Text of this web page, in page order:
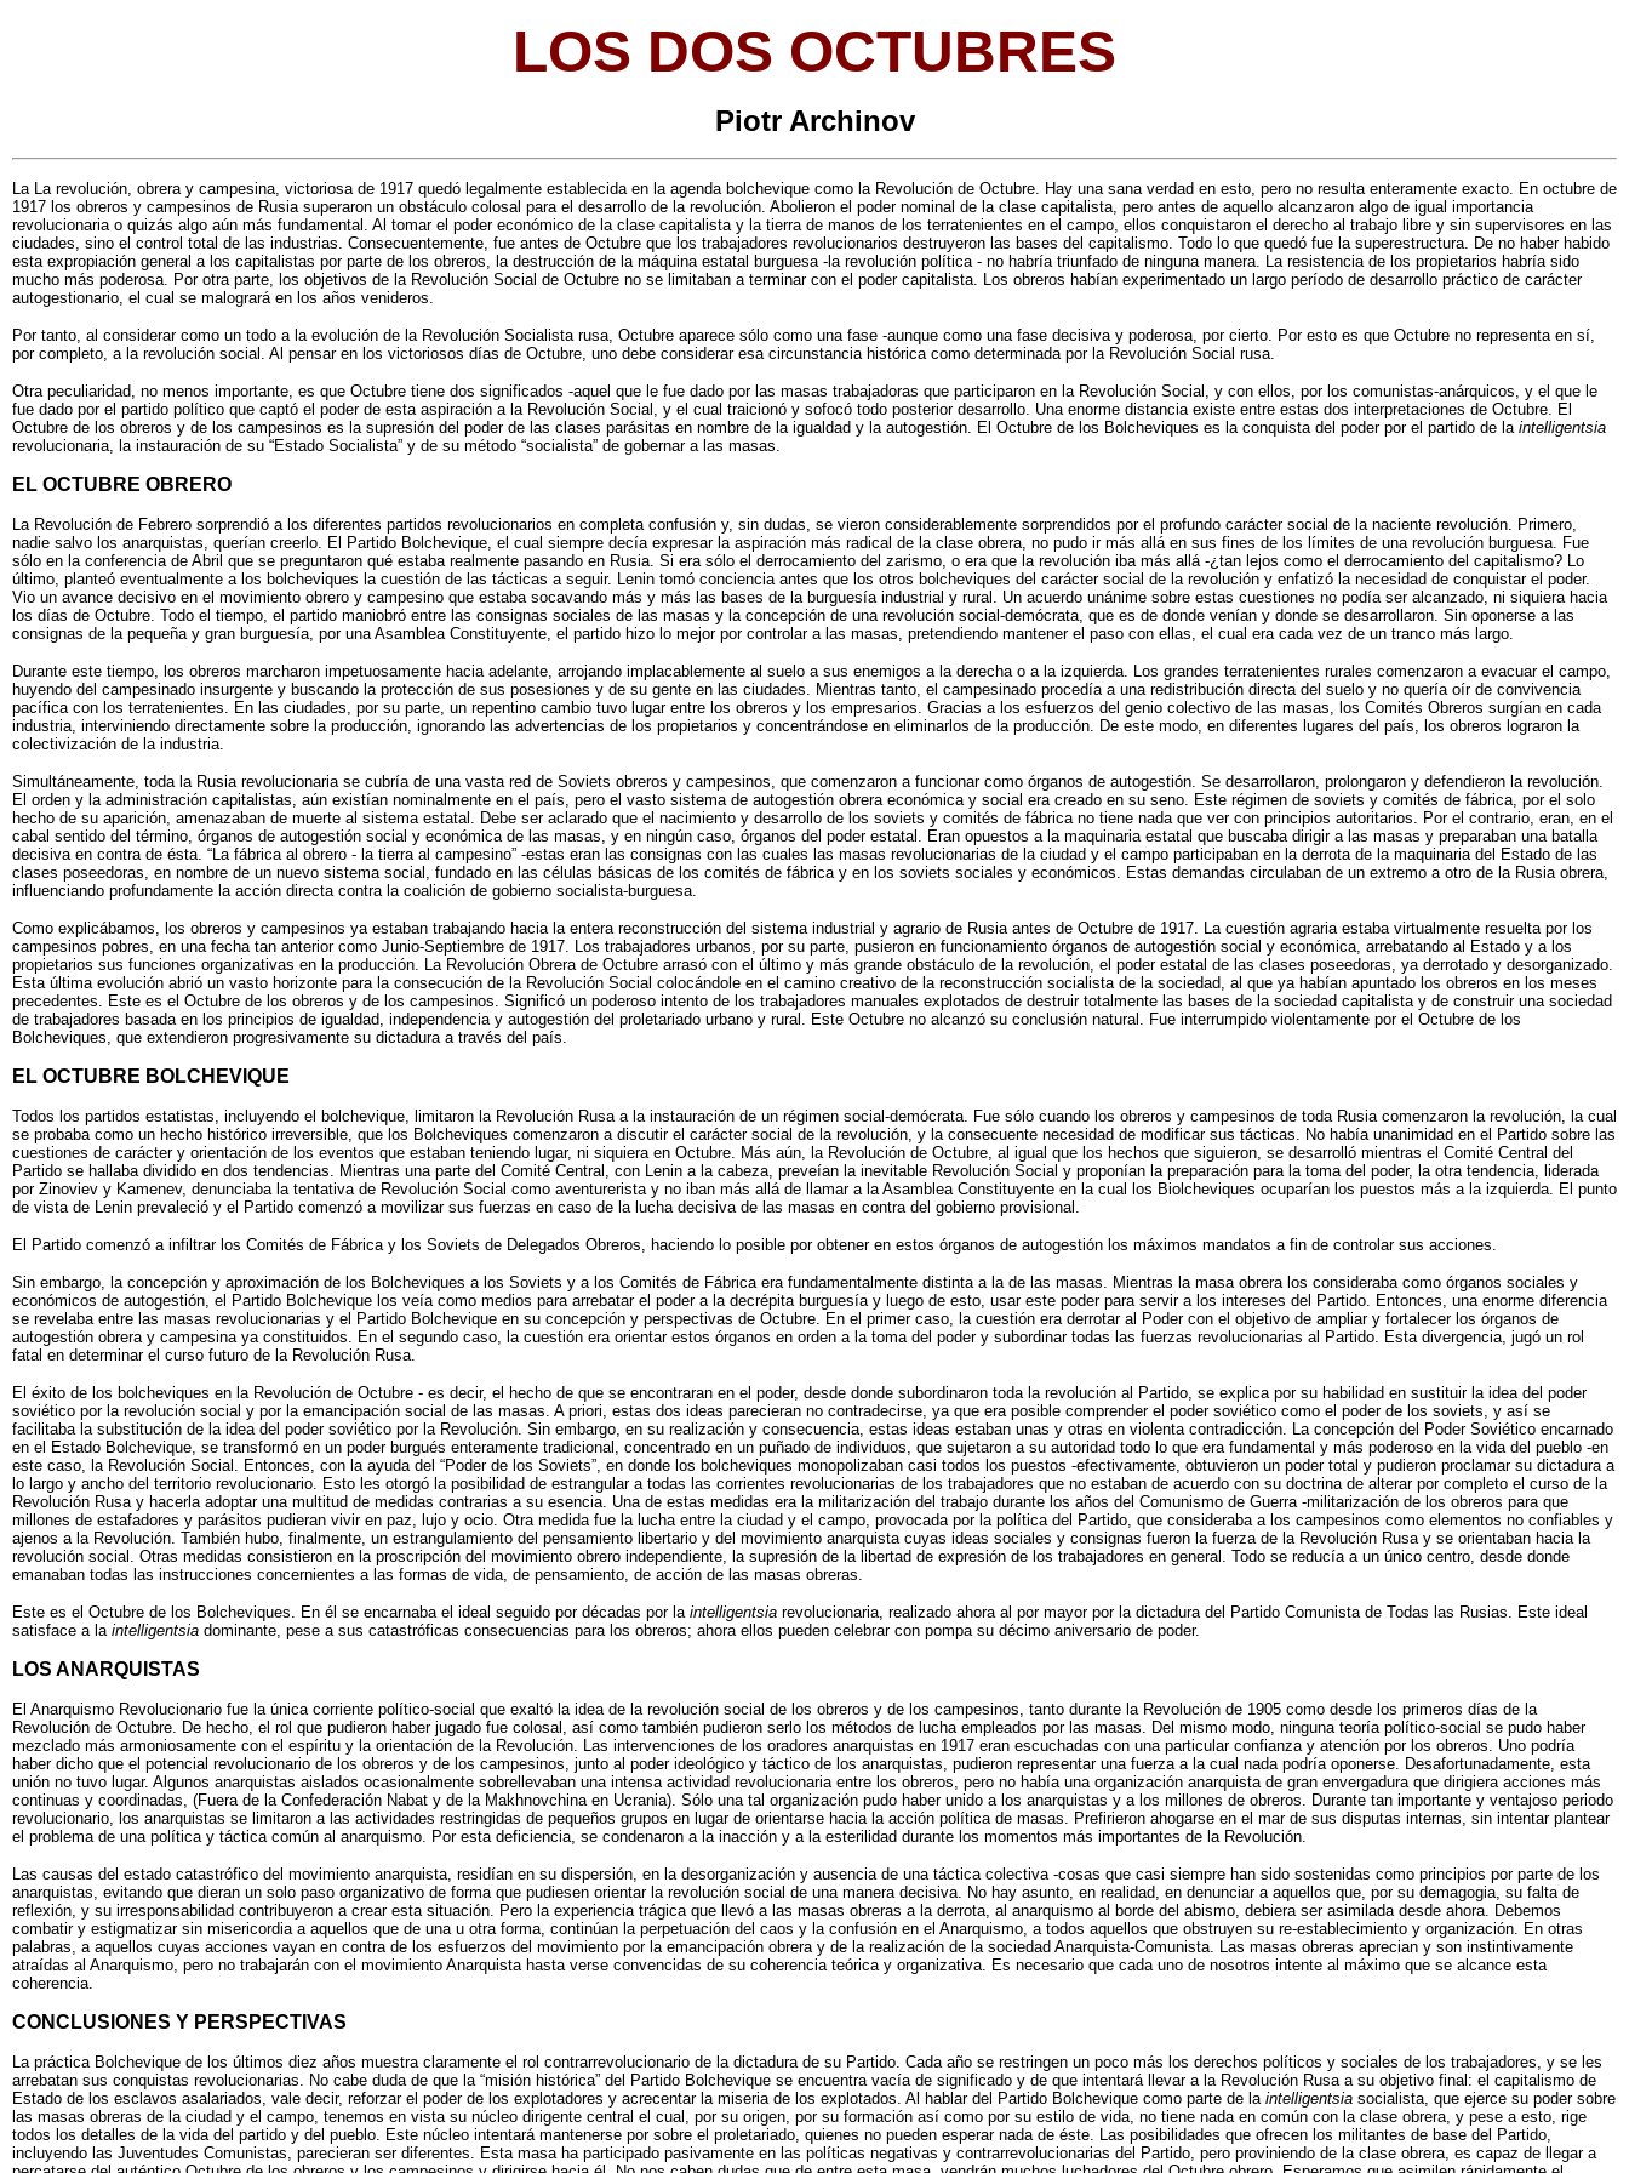
LOS DOS OCTUBRES
Piotr Archinov
La La revolución, obrera y campesina, victoriosa de 1917 quedó legalmente establecida en la agenda bolchevique como la Revolución de Octubre. Hay una sana verdad en esto, pero no resulta enteramente exacto. En octubre de
1917 los obreros y campesinos de Rusia superaron un obstáculo colosal para el desarrollo de la revolución. Abolieron el poder nominal de la clase capitalista, pero antes de aquello alcanzaron algo de igual importancia
revolucionaria o quizás algo aún más fundamental. Al tomar el poder económico de la clase capitalista y la tierra de manos de los terratenientes en el campo, ellos conquistaron el derecho al trabajo libre y sin supervisores en las
ciudades, sino el control total de las industrias. Consecuentemente, fue antes de Octubre que los trabajadores revolucionarios destruyeron las bases del capitalismo. Todo lo que quedó fue la superestructura. De no haber habido
esta expropiación general a los capitalistas por parte de los obreros, la destrucción de la máquina estatal burguesa -la revolución política - no habría triunfado de ninguna manera. La resistencia de los propietarios habría sido
mucho más poderosa. Por otra parte, los objetivos de la Revolución Social de Octubre no se limitaban a terminar con el poder capitalista. Los obreros habían experimentado un largo período de desarrollo práctico de carácter
autogestionario, el cual se malogrará en los años venideros.
Por tanto, al considerar como un todo a la evolución de la Revolución Socialista rusa, Octubre aparece sólo como una fase -aunque como una fase decisiva y poderosa, por cierto. Por esto es que Octubre no representa en sí,
por completo, a la revolución social. Al pensar en los victoriosos días de Octubre, uno debe considerar esa circunstancia histórica como determinada por la Revolución Social rusa.
Otra peculiaridad, no menos importante, es que Octubre tiene dos significados -aquel que le fue dado por las masas trabajadoras que participaron en la Revolución Social, y con ellos, por los comunistas-anárquicos, y el que le
fue dado por el partido político que captó el poder de esta aspiración a la Revolución Social, y el cual traicionó y sofocó todo posterior desarrollo. Una enorme distancia existe entre estas dos interpretaciones de Octubre. El
Octubre de los obreros y de los campesinos es la supresión del poder de las clases parásitas en nombre de la igualdad y la autogestión. El Octubre de los Bolcheviques es la conquista del poder por el partido de la intelligentsia
revolucionaria, la instauración de su “Estado Socialista” y de su método “socialista” de gobernar a las masas.
EL OCTUBRE OBRERO
La Revolución de Febrero sorprendió a los diferentes partidos revolucionarios en completa confusión y, sin dudas, se vieron considerablemente sorprendidos por el profundo carácter social de la naciente revolución. Primero,
nadie salvo los anarquistas, querían creerlo. El Partido Bolchevique, el cual siempre decía expresar la aspiración más radical de la clase obrera, no pudo ir más allá en sus fines de los límites de una revolución burguesa. Fue
sólo en la conferencia de Abril que se preguntaron qué estaba realmente pasando en Rusia. Si era sólo el derrocamiento del zarismo, o era que la revolución iba más allá -¿tan lejos como el derrocamiento del capitalismo? Lo
último, planteó eventualmente a los bolcheviques la cuestión de las tácticas a seguir. Lenin tomó conciencia antes que los otros bolcheviques del carácter social de la revolución y enfatizó la necesidad de conquistar el poder.
Vio un avance decisivo en el movimiento obrero y campesino que estaba socavando más y más las bases de la burguesía industrial y rural. Un acuerdo unánime sobre estas cuestiones no podía ser alcanzado, ni siquiera hacia
los días de Octubre. Todo el tiempo, el partido maniobró entre las consignas sociales de las masas y la concepción de una revolución social-demócrata, que es de donde venían y donde se desarrollaron. Sin oponerse a las
consignas de la pequeña y gran burguesía, por una Asamblea Constituyente, el partido hizo lo mejor por controlar a las masas, pretendiendo mantener el paso con ellas, el cual era cada vez de un tranco más largo.
Durante este tiempo, los obreros marcharon impetuosamente hacia adelante, arrojando implacablemente al suelo a sus enemigos a la derecha o a la izquierda. Los grandes terratenientes rurales comenzaron a evacuar el campo,
huyendo del campesinado insurgente y buscando la protección de sus posesiones y de su gente en las ciudades. Mientras tanto, el campesinado procedía a una redistribución directa del suelo y no quería oír de convivencia
pacífica con los terratenientes. En las ciudades, por su parte, un repentino cambio tuvo lugar entre los obreros y los empresarios. Gracias a los esfuerzos del genio colectivo de las masas, los Comités Obreros surgían en cada
industria, interviniendo directamente sobre la producción, ignorando las advertencias de los propietarios y concentrándose en eliminarlos de la producción. De este modo, en diferentes lugares del país, los obreros lograron la
colectivización de la industria.
Simultáneamente, toda la Rusia revolucionaria se cubría de una vasta red de Soviets obreros y campesinos, que comenzaron a funcionar como órganos de autogestión. Se desarrollaron, prolongaron y defendieron la revolución.
El orden y la administración capitalistas, aún existían nominalmente en el país, pero el vasto sistema de autogestión obrera económica y social era creado en su seno. Este régimen de soviets y comités de fábrica, por el solo
hecho de su aparición, amenazaban de muerte al sistema estatal. Debe ser aclarado que el nacimiento y desarrollo de los soviets y comités de fábrica no tiene nada que ver con principios autoritarios. Por el contrario, eran, en el
cabal sentido del término, órganos de autogestión social y económica de las masas, y en ningún caso, órganos del poder estatal. Eran opuestos a la maquinaria estatal que buscaba dirigir a las masas y preparaban una batalla
decisiva en contra de ésta. “La fábrica al obrero - la tierra al campesino” -estas eran las consignas con las cuales las masas revolucionarias de la ciudad y el campo participaban en la derrota de la maquinaria del Estado de las
clases poseedoras, en nombre de un nuevo sistema social, fundado en las células básicas de los comités de fábrica y en los soviets sociales y económicos. Estas demandas circulaban de un extremo a otro de la Rusia obrera,
influenciando profundamente la acción directa contra la coalición de gobierno socialista-burguesa.
Como explicábamos, los obreros y campesinos ya estaban trabajando hacia la entera reconstrucción del sistema industrial y agrario de Rusia antes de Octubre de 1917. La cuestión agraria estaba virtualmente resuelta por los
campesinos pobres, en una fecha tan anterior como Junio-Septiembre de 1917. Los trabajadores urbanos, por su parte, pusieron en funcionamiento órganos de autogestión social y económica, arrebatando al Estado y a los
propietarios sus funciones organizativas en la producción. La Revolución Obrera de Octubre arrasó con el último y más grande obstáculo de la revolución, el poder estatal de las clases poseedoras, ya derrotado y desorganizado.
Esta última evolución abrió un vasto horizonte para la consecución de la Revolución Social colocándole en el camino creativo de la reconstrucción socialista de la sociedad, al que ya habían apuntado los obreros en los meses
precedentes. Este es el Octubre de los obreros y de los campesinos. Significó un poderoso intento de los trabajadores manuales explotados de destruir totalmente las bases de la sociedad capitalista y de construir una sociedad
de trabajadores basada en los principios de igualdad, independencia y autogestión del proletariado urbano y rural. Este Octubre no alcanzó su conclusión natural. Fue interrumpido violentamente por el Octubre de los
Bolcheviques, que extendieron progresivamente su dictadura a través del país.
EL OCTUBRE BOLCHEVIQUE
Todos los partidos estatistas, incluyendo el bolchevique, limitaron la Revolución Rusa a la instauración de un régimen social-demócrata. Fue sólo cuando los obreros y campesinos de toda Rusia comenzaron la revolución, la cual
se probaba como un hecho histórico irreversible, que los Bolcheviques comenzaron a discutir el carácter social de la revolución, y la consecuente necesidad de modificar sus tácticas. No había unanimidad en el Partido sobre las
cuestiones de carácter y orientación de los eventos que estaban teniendo lugar, ni siquiera en Octubre. Más aún, la Revolución de Octubre, al igual que los hechos que siguieron, se desarrolló mientras el Comité Central del
Partido se hallaba dividido en dos tendencias. Mientras una parte del Comité Central, con Lenin a la cabeza, preveían la inevitable Revolución Social y proponían la preparación para la toma del poder, la otra tendencia, liderada
por Zinoviev y Kamenev, denunciaba la tentativa de Revolución Social como aventurerista y no iban más allá de llamar a la Asamblea Constituyente en la cual los Biolcheviques ocuparían los puestos más a la izquierda. El punto
de vista de Lenin prevaleció y el Partido comenzó a movilizar sus fuerzas en caso de la lucha decisiva de las masas en contra del gobierno provisional.
El Partido comenzó a infiltrar los Comités de Fábrica y los Soviets de Delegados Obreros, haciendo lo posible por obtener en estos órganos de autogestión los máximos mandatos a fin de controlar sus acciones.
Sin embargo, la concepción y aproximación de los Bolcheviques a los Soviets y a los Comités de Fábrica era fundamentalmente distinta a la de las masas. Mientras la masa obrera los consideraba como órganos sociales y
económicos de autogestión, el Partido Bolchevique los veía como medios para arrebatar el poder a la decrépita burguesía y luego de esto, usar este poder para servir a los intereses del Partido. Entonces, una enorme diferencia
se revelaba entre las masas revolucionarias y el Partido Bolchevique en su concepción y perspectivas de Octubre. En el primer caso, la cuestión era derrotar al Poder con el objetivo de ampliar y fortalecer los órganos de
autogestión obrera y campesina ya constituidos. En el segundo caso, la cuestión era orientar estos órganos en orden a la toma del poder y subordinar todas las fuerzas revolucionarias al Partido. Esta divergencia, jugó un rol
fatal en determinar el curso futuro de la Revolución Rusa.
El éxito de los bolcheviques en la Revolución de Octubre - es decir, el hecho de que se encontraran en el poder, desde donde subordinaron toda la revolución al Partido, se explica por su habilidad en sustituir la idea del poder
soviético por la revolución social y por la emancipación social de las masas. A priori, estas dos ideas parecieran no contradecirse, ya que era posible comprender el poder soviético como el poder de los soviets, y así se
facilitaba la substitución de la idea del poder soviético por la Revolución. Sin embargo, en su realización y consecuencia, estas ideas estaban unas y otras en violenta contradicción. La concepción del Poder Soviético encarnado
en el Estado Bolchevique, se transformó en un poder burgués enteramente tradicional, concentrado en un puñado de individuos, que sujetaron a su autoridad todo lo que era fundamental y más poderoso en la vida del pueblo -en
este caso, la Revolución Social. Entonces, con la ayuda del “Poder de los Soviets”, en donde los bolcheviques monopolizaban casi todos los puestos -efectivamente, obtuvieron un poder total y pudieron proclamar su dictadura a
lo largo y ancho del territorio revolucionario. Esto les otorgó la posibilidad de estrangular a todas las corrientes revolucionarias de los trabajadores que no estaban de acuerdo con su doctrina de alterar por completo el curso de la
Revolución Rusa y hacerla adoptar una multitud de medidas contrarias a su esencia. Una de estas medidas era la militarización del trabajo durante los años del Comunismo de Guerra -militarización de los obreros para que
millones de estafadores y parásitos pudieran vivir en paz, lujo y ocio. Otra medida fue la lucha entre la ciudad y el campo, provocada por la política del Partido, que consideraba a los campesinos como elementos no confiables y
ajenos a la Revolución. También hubo, finalmente, un estrangulamiento del pensamiento libertario y del movimiento anarquista cuyas ideas sociales y consignas fueron la fuerza de la Revolución Rusa y se orientaban hacia la
revolución social. Otras medidas consistieron en la proscripción del movimiento obrero independiente, la supresión de la libertad de expresión de los trabajadores en general. Todo se reducía a un único centro, desde donde
emanaban todas las instrucciones concernientes a las formas de vida, de pensamiento, de acción de las masas obreras.
Este es el Octubre de los Bolcheviques. En él se encarnaba el ideal seguido por décadas por la intelligentsia revolucionaria, realizado ahora al por mayor por la dictadura del Partido Comunista de Todas las Rusias. Este ideal
satisface a la intelligentsia dominante, pese a sus catastróficas consecuencias para los obreros; ahora ellos pueden celebrar con pompa su décimo aniversario de poder.
LOS ANARQUISTAS
El Anarquismo Revolucionario fue la única corriente político-social que exaltó la idea de la revolución social de los obreros y de los campesinos, tanto durante la Revolución de 1905 como desde los primeros días de la
Revolución de Octubre. De hecho, el rol que pudieron haber jugado fue colosal, así como también pudieron serlo los métodos de lucha empleados por las masas. Del mismo modo, ninguna teoría político-social se pudo haber
mezclado más armoniosamente con el espíritu y la orientación de la Revolución. Las intervenciones de los oradores anarquistas en 1917 eran escuchadas con una particular confianza y atención por los obreros. Uno podría
haber dicho que el potencial revolucionario de los obreros y de los campesinos, junto al poder ideológico y táctico de los anarquistas, pudieron representar una fuerza a la cual nada podría oponerse. Desafortunadamente, esta
unión no tuvo lugar. Algunos anarquistas aislados ocasionalmente sobrellevaban una intensa actividad revolucionaria entre los obreros, pero no había una organización anarquista de gran envergadura que dirigiera acciones más
continuas y coordinadas, (Fuera de la Confederación Nabat y de la Makhnovchina en Ucrania). Sólo una tal organización pudo haber unido a los anarquistas y a los millones de obreros. Durante tan importante y ventajoso periodo
revolucionario, los anarquistas se limitaron a las actividades restringidas de pequeños grupos en lugar de orientarse hacia la acción política de masas. Prefirieron ahogarse en el mar de sus disputas internas, sin intentar plantear
el problema de una política y táctica común al anarquismo. Por esta deficiencia, se condenaron a la inacción y a la esterilidad durante los momentos más importantes de la Revolución.
Las causas del estado catastrófico del movimiento anarquista, residían en su dispersión, en la desorganización y ausencia de una táctica colectiva -cosas que casi siempre han sido sostenidas como principios por parte de los
anarquistas, evitando que dieran un solo paso organizativo de forma que pudiesen orientar la revolución social de una manera decisiva. No hay asunto, en realidad, en denunciar a aquellos que, por su demagogia, su falta de
reflexión, y su irresponsabilidad contribuyeron a crear esta situación. Pero la experiencia trágica que llevó a las masas obreras a la derrota, al anarquismo al borde del abismo, debiera ser asimilada desde ahora. Debemos
combatir y estigmatizar sin misericordia a aquellos que de una u otra forma, continúan la perpetuación del caos y la confusión en el Anarquismo, a todos aquellos que obstruyen su re-establecimiento y organización. En otras
palabras, a aquellos cuyas acciones vayan en contra de los esfuerzos del movimiento por la emancipación obrera y de la realización de la sociedad Anarquista-Comunista. Las masas obreras aprecian y son instintivamente
atraídas al Anarquismo, pero no trabajarán con el movimiento Anarquista hasta verse convencidas de su coherencia teórica y organizativa. Es necesario que cada uno de nosotros intente al máximo que se alcance esta
coherencia.
CONCLUSIONES Y PERSPECTIVAS
La práctica Bolchevique de los últimos diez años muestra claramente el rol contrarrevolucionario de la dictadura de su Partido. Cada año se restringen un poco más los derechos políticos y sociales de los trabajadores, y se les
arrebatan sus conquistas revolucionarias. No cabe duda de que la “misión histórica” del Partido Bolchevique se encuentra vacía de significado y de que intentará llevar a la Revolución Rusa a su objetivo final: el capitalismo de
Estado de los esclavos asalariados, vale decir, reforzar el poder de los explotadores y acrecentar la miseria de los explotados. Al hablar del Partido Bolchevique como parte de la intelligentsia socialista, que ejerce su poder sobre
las masas obreras de la ciudad y el campo, tenemos en vista su núcleo dirigente central el cual, por su origen, por su formación así como por su estilo de vida, no tiene nada en común con la clase obrera, y pese a esto, rige
todos los detalles de la vida del partido y del pueblo. Este núcleo intentará mantenerse por sobre el proletariado, quienes no pueden esperar nada de éste. Las posibilidades que ofrecen los militantes de base del Partido,
incluyendo las Juventudes Comunistas, parecieran ser diferentes. Esta masa ha participado pasivamente en las políticas negativas y contrarrevolucionarias del Partido, pero proviniendo de la clase obrera, es capaz de llegar a